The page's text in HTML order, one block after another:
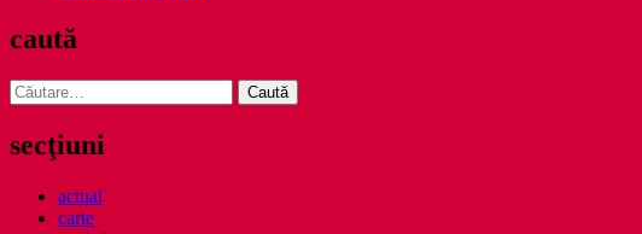
caută
Caută
după:
secţiuni
actual
carte